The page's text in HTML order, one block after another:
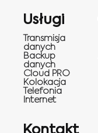
Usługi
Transmisja
danych
Backup
danych
Cloud PRO
Kolokacja
Telefonia
Internet
Kontakt